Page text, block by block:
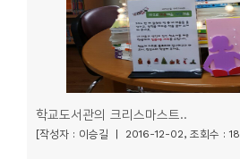
학교도서관의 크리스마스트..
[작성자 : 이승길 | 2016-12-02, 조회수 :